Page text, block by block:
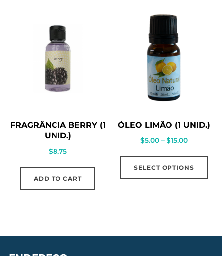
FRAGRÂNCIA BERRY (1
UNID.)
$8.75
ADD TO CART
ÓLEO LIMÃO (1 UNID.)
$5.00 –$15.00
SELECT OPTIONS